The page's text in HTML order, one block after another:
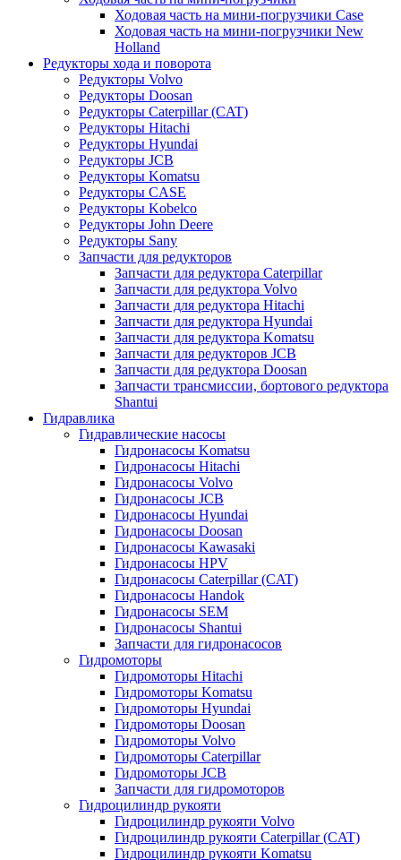
Ходовая часть на мини-погрузчики Case
Ходовая часть на мини-погрузчики New
Holland
Редукторы хода и поворота
Редукторы Volvo
Редукторы Doosan
Редукторы Caterpillar (CAT)
Редукторы Hitachi
Редукторы Hyundai
Редукторы JCB
Редукторы Komatsu
Редукторы CASE
Редукторы Kobelco
Редукторы John Deere
Редукторы Sany
Запчасти для редукторов
Запчасти для редуктора Caterpillar
Запчасти для редуктора Volvo
Запчасти для редуктора Hitachi
Запчасти для редуктора Hyundai
Запчасти для редуктора Komatsu
Запчасти для редукторов JCB
Запчасти для редуктора Doosan
Запчасти трансмиссии, бортового редуктора
Shantui
Гидравлика
Гидравлические насосы
Гидронасосы Komatsu
Гидронасосы Hitachi
Гидронасосы Volvo
Гидронасосы JCB
Гидронасосы Hyundai
Гидронасосы Doosan
Гидронасосы Kawasaki
Гидронасосы HPV
Гидронасосы Caterpillar (CAT)
Гидронасосы Handok
Гидронасосы SEM
Гидронасосы Shantui
Запчасти для гидронасосов
Гидромоторы
Гидромоторы Hitachi
Гидромоторы Komatsu
Гидромоторы Hyundai
Гидромоторы Doosan
Гидромоторы Volvo
Гидромоторы Caterpillar
Гидромоторы JCB
Запчасти для гидромоторов
Гидроцилиндр рукояти
Гидроцилиндр рукояти Volvo
Гидроцилиндр рукояти Caterpillar (CAT)
Гидроцилиндр рукояти Komatsu